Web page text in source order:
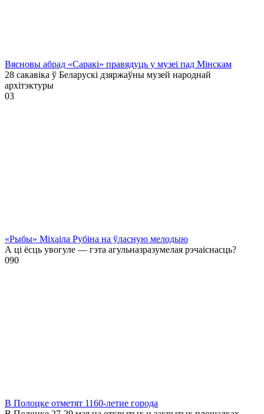
Вясновы абрад «Саракі» правядуць у музеі пад Мінскам
28 сакавіка ў Беларускі дзяржаўны музей народнай
архітэктуры
03
«Рыбы» Міхаіла Рубіна на ўласную мелодыю
А ці ёсць увогуле — гэта агульназразумелая рэчаіснасць?
090
В Полоцке отметят 1160-летие города